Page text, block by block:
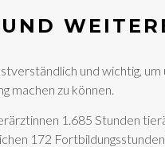
und wichtig,
machen zu können.
1.685 Stunden
172